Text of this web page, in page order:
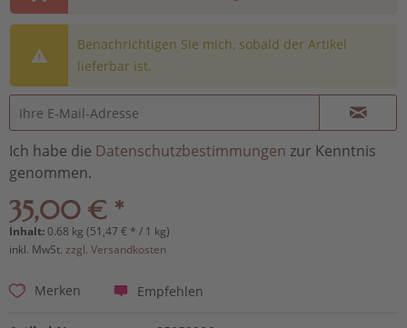
Benachrichtigen Sie mich, sobald der Artikel
lieferbar ist.
Ich habe die Datenschutzbestimmungen zur Kenntnis
genommen.
35,00 € *
Inhalt:0.68 kg (51,47 € * / 1 kg)
inkl. MwSt. zzgl. Versandkosten
Merken Empfehlen